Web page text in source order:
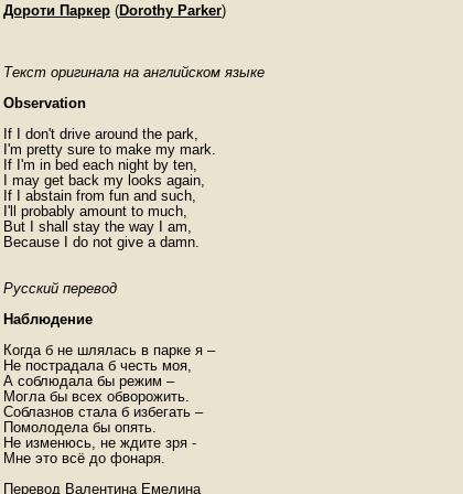
Дороти Паркер (Dorothy Parker)
Текст оригинала на английском языке
Observation
If I don't drive around the park,
I'm pretty sure to make my mark.
If I'm in bed each night by ten,
I may get back my looks again,
If I abstain from fun and such,
I'll probably amount to much,
But I shall stay the way I am,
Because I do not give a damn.
Русский перевод
Наблюдение
Когда б не шлялась в парке я –
Не пострадала б честь моя,
А соблюдала бы режим –
Могла бы всех обворожить.
Соблазнов стала б избегать –
Помолодела бы опять.
Не изменюсь, не ждите зря -
Мне это всё до фонаря.
Перевод Валентина Емелина